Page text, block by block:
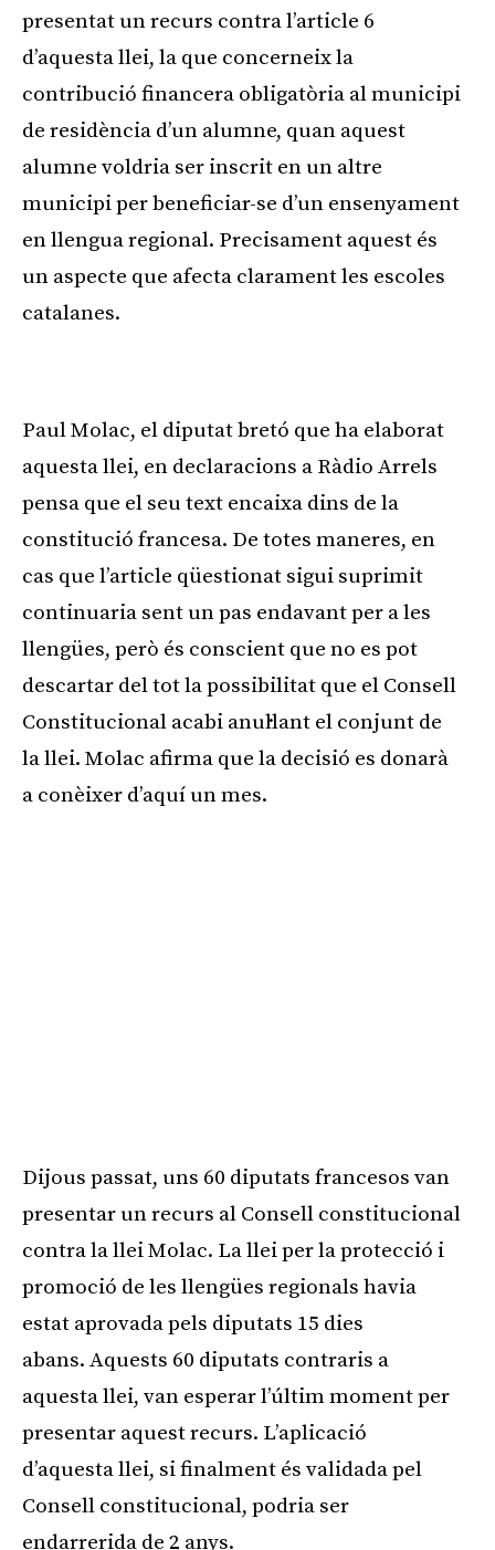
presentat un recurs contra l’article 6
d’aquesta llei, la que concerneix la
contribució financera obligatòria al municipi
de residència d’un alumne, quan aquest
alumne voldria ser inscrit en un altre
municipi per beneficiar-se d’un ensenyament
en llengua regional. Precisament aquest és
un aspecte que afecta clarament les escoles
catalanes.
Paul Molac, el diputat bretó que ha elaborat
aquesta llei, en declaracions a Ràdio Arrels
pensa que el seu text encaixa dins de la
constitució francesa. De totes maneres, en
cas que l’article qüestionat sigui suprimit
continuaria sent un pas endavant per a les
llengües, però és conscient que no es pot
descartar del tot la possibilitat que el Consell
Constitucional acabi anul·lant el conjunt de
la llei. Molac afirma que la decisió es donarà
a conèixer d’aquí un mes.
Dijous passat, uns 60 diputats francesos van
presentar un recurs al Consell constitucional
contra la llei Molac. La llei per la protecció i
promoció de les llengües regionals havia
estat aprovada pels diputats 15 dies
abans. Aquests 60 diputats contraris a
aquesta llei, van esperar l’últim moment per
presentar aquest recurs. L’aplicació
d’aquesta llei, si finalment és validada pel
Consell constitucional, podria ser
endarrerida de 2 anys.